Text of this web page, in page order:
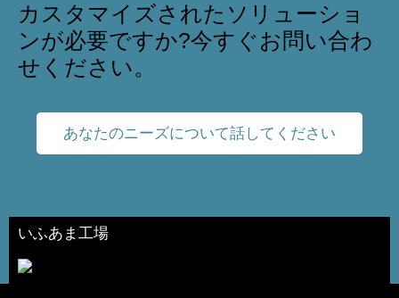
カスタマイズされたソリューショ
ンが必要ですか?今すぐお問い合わ
せください。
あなたのニーズについて話してください
いふあま工場